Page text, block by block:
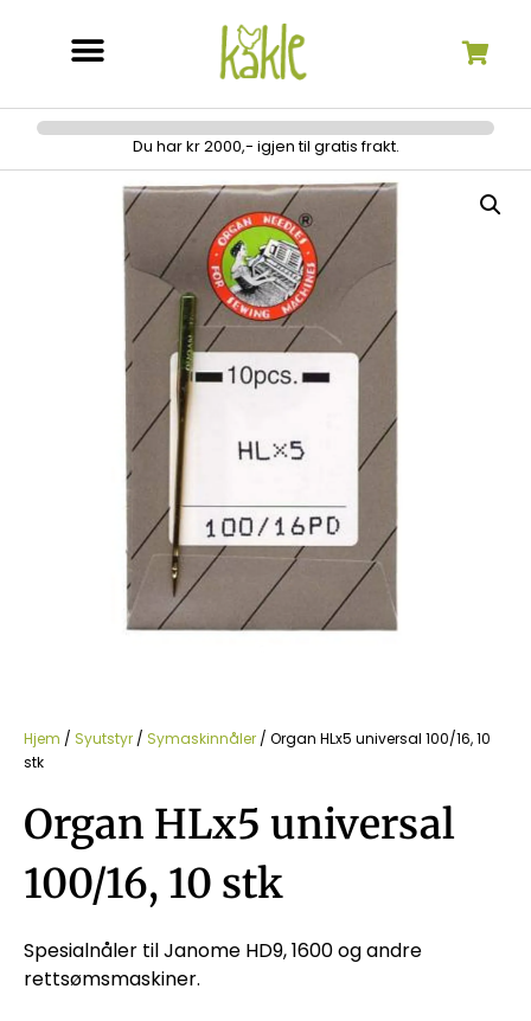
Du har kr 2000,- igjen til gratis frakt.
Hjem / Syutstyr / Symaskinnåler / Organ HLx5 universal 100/16, 10
stk
Organ HLx5 universal
100/16, 10 stk
Spesialnåler til Janome HD9, 1600 og andre
rettsømsmaskiner.